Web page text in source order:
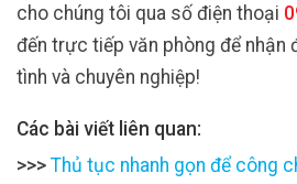
cho chúng tôi qua số điện thoại
đến trực tiếp văn phòng để
tình và chuyên nghiệp!
Các bài viết liên quan:
>>> Thủ tục nhanh gọn để công